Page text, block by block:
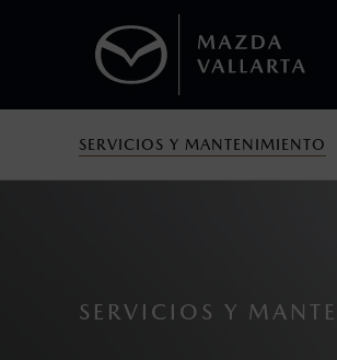
SERVICIOS Y MANTENIMIENTO
SERVICIOS Y
1
Los precios y
I.S.A.N., y pueden
modificar las